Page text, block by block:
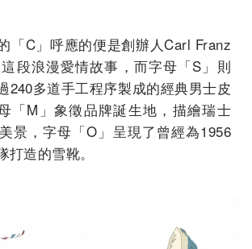
「C」呼應的便是創辦人Carl Franz
段浪漫愛情故事，而字母「S」則
240多道手工程序製成的經典男士皮
「M」象徵品牌誕生地，描繪瑞士
景，字母「O」呈現了曾經為1956
造的雪靴。